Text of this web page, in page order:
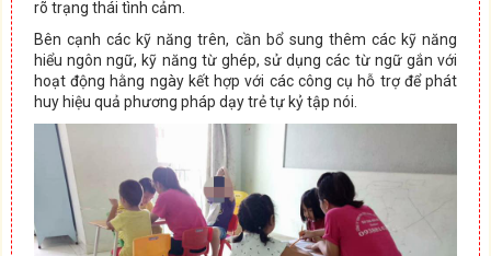
rõ trạng thái tình cảm.
Bên cạnh các kỹ năng trên, cần bổ sung thêm các kỹ năng
hiểu ngôn ngữ, kỹ năng từ ghép, sử dụng các từ ngữ gắn với
hoạt động hằng ngày kết hợp với các công cụ hỗ trợ để phát
huy hiệu quả phương pháp dạy trẻ tự kỷ tập nói.